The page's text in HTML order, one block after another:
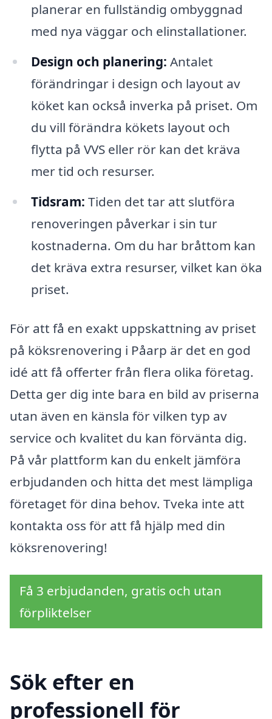
planerar en fullständig ombyggnad
med nya väggar och elinstallationer.
Design och planering: Antalet
förändringar i design och layout av
köket kan också inverka på priset. Om
du vill förändra kökets layout och
flytta på VVS eller rör kan det kräva
mer tid och resurser.
Tidsram: Tiden det tar att slutföra
renoveringen påverkar i sin tur
kostnaderna. Om du har bråttom kan
det kräva extra resurser, vilket kan öka
priset.
För att få en exakt uppskattning av priset
på köksrenovering i Påarp är det en god
idé att få offerter från flera olika företag.
Detta ger dig inte bara en bild av priserna
utan även en känsla för vilken typ av
service och kvalitet du kan förvänta dig.
På vår plattform kan du enkelt jämföra
erbjudanden och hitta det mest lämpliga
företaget för dina behov. Tveka inte att
kontakta oss för att få hjälp med din
köksrenovering!
Få 3 erbjudanden, gratis och utan
förpliktelser
Sök efter en
professionell för